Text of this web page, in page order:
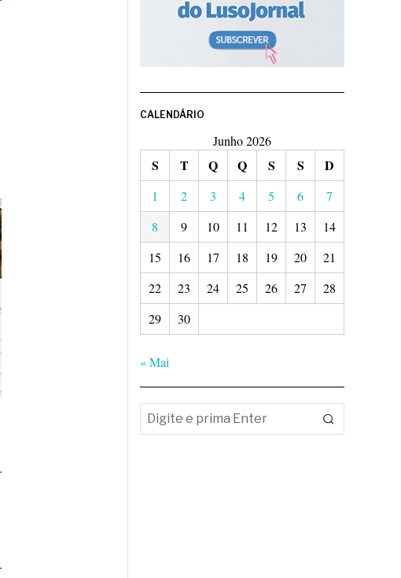
CALENDÁRIO
Junho 2026
S T Q Q S S D
1 2 3 4 5 6
7
8
9 10 11 12 13
14
15
16 17 18 19 20
21
22
23 24 25 26 27
28
29
30
« Mai